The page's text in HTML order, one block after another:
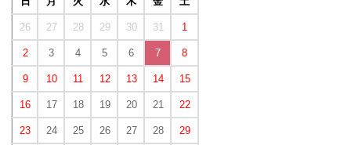
26 27 28 29 30 31 1
2 3 4 5 6 7 8
9 10 11 12 13 14 15
16 17 18 19 20 21 22
23 24 25 26 27 28 29